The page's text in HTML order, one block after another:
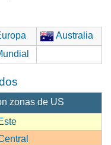
Australia
zonas de US